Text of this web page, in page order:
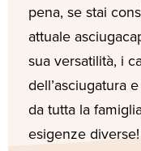
pena, se stai
attuale
sua versatilità, i
dell’asciugatura
da tutta la
esigenze diverse!